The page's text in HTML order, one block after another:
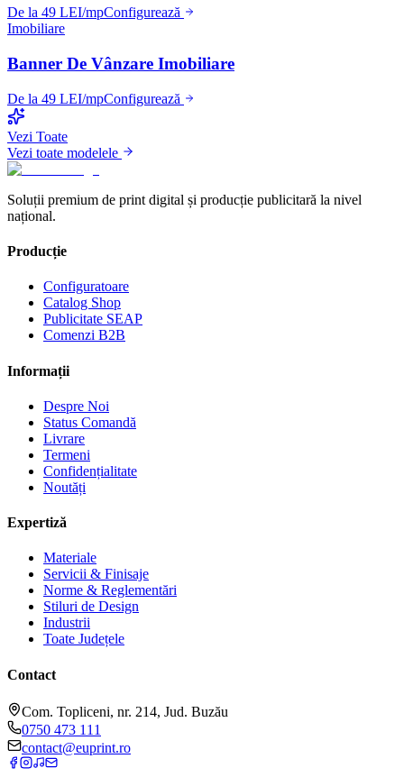
De la 49 LEI/mpConfigurează
Imobiliare
Banner De Vânzare Imobiliare
De la 49 LEI/mpConfigurează
Vezi Toate
Vezi toate modelele
Soluții premium de print digital și producție publicitară la nivel
național.
Producție
Configuratoare
Catalog Shop
Publicitate SEAP
Comenzi B2B
Informații
Despre Noi
Status Comandă
Livrare
Termeni
Confidențialitate
Noutăți
Expertiză
Materiale
Servicii & Finisaje
Norme & Reglementări
Stiluri de Design
Industrii
Toate Județele
Contact
Com. Topliceni, nr. 214, Jud. Buzău
0750 473 111
contact@euprint.ro